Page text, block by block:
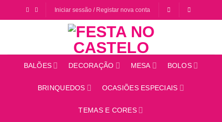
Iniciar sessão / Registar nova conta
BALÕES DECORAÇÃO MESA BOLOS
BRINQUEDOS OCASIÕES ESPECIAIS
TEMAS E CORES